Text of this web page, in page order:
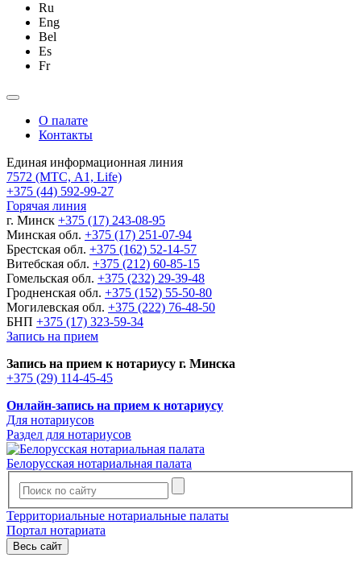
Ru
Eng
Bel
Es
Fr
О палате
Контакты
Единая информационная линия
7572 (МТС, A1, Life)
+375 (44) 592-99-27
Горячая линия
г. Минск +375 (17) 243-08-95
Минская обл. +375 (17) 251-07-94
Брестская обл. +375 (162) 52-14-57
Витебская обл. +375 (212) 60-85-15
Гомельская обл. +375 (232) 29-39-48
Гродненская обл. +375 (152) 55-50-80
Могилевская обл. +375 (222) 76-48-50
БНП +375 (17) 323-59-34
Запись на прием
Запись на прием к нотариусу г. Минска
+375 (29) 114-45-45
Онлайн-запись на прием к нотариусу
Для нотариусов
Раздел для нотариусов
Белорусская нотариальная палата
Территориальные нотариальные палаты
Портал нотариата
Весь сайт